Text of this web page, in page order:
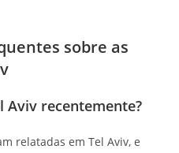
sobre as
Aviv recentemente?
relatadas em Tel Aviv, e